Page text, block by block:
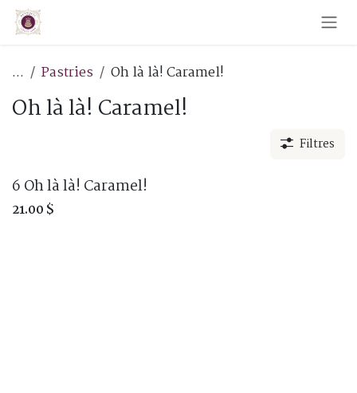
Skip to Content
... Pastries Oh là là! Caramel!
Oh là là! Caramel!
Filtres
6 Oh là là! Caramel!
21.00 $